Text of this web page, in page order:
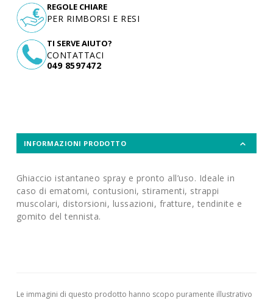
TI SERVE AIUTO?
CONTATTACI
049 8597472
REGOLE CHIARE
PER RIMBORSI E RESI
INFORMAZIONI PRODOTTO
Ghiaccio istantaneo spray e pronto all’uso. Ideale in
caso di ematomi, contusioni, stiramenti, strappi
muscolari, distorsioni, lussazioni, fratture, tendinite e
gomito del tennista.
Le immagini di questo prodotto hanno scopo puramente illustrativo